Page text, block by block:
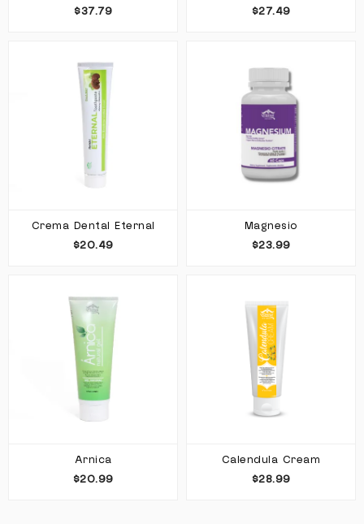
$37.79 $27.49
Crema Dental Eternal
$20.49
Magnesio
$23.99
Arnica
$20.99
Calendula Cream
$28.99